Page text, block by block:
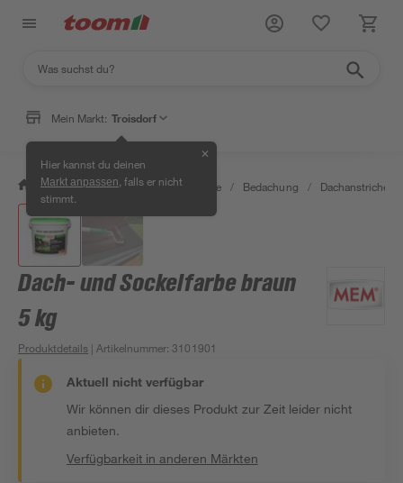
Mein Markt: Troisdorf
Hier kannst du deinen
Markt anpassen , falls er nicht
stimmt.
✕
/ Bauen & Renovieren / Baustoffe / Bedachung / Dachanstriche &
Dach- und Sockelfarbe braun
5 kg
Produktdetails | Artikelnummer:3101901
Aktuell nicht verfügbar
Wir können dir dieses Produkt zur Zeit leider nicht
anbieten.
Verfügbarkeit in anderen Märkten